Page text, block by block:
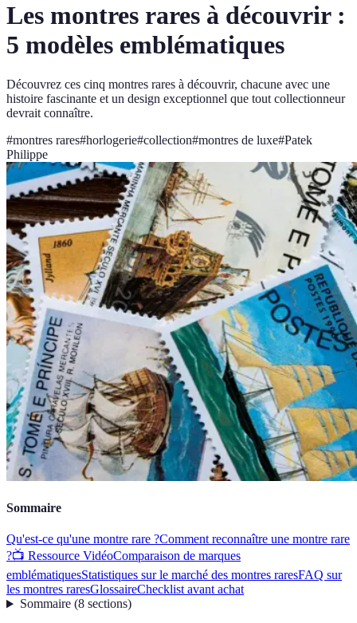
Les montres rares à découvrir :
5 modèles emblématiques
Découvrez ces cinq montres rares à découvrir, chacune avec une
histoire fascinante et un design exceptionnel que tout collectionneur
devrait connaître.
#montres rares#horlogerie#collection#montres de luxe#Patek
Philippe
Sommaire
Qu'est-ce qu'une montre rare ?Comment reconnaître une montre rare
?📺 Ressource VidéoComparaison de marques
emblématiquesStatistiques sur le marché des montres raresFAQ sur
les montres raresGlossaireChecklist avant achat
Sommaire(8 sections)